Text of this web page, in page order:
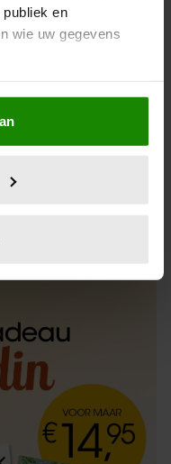
en
wie uw gegevens
uw geografische
nauwkeurig kan zijn
(fingerprinting)
advertenties te
media te bieden
Ook delen we
site met onze
en analyse. Deze
met andere
of die ze hebben